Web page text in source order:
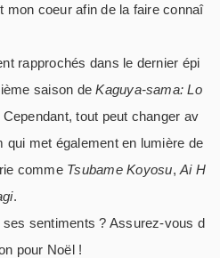
mon coeur afin de la faire connaî
rapprochés dans le dernier épi
saison deKaguya-sama: Lo
Cependant, tout peut changer av
qui met également en lumière de
comme Tsubame Koyosu, Ai H
.
sentiments ? Assurez-vous d
pour Noël !